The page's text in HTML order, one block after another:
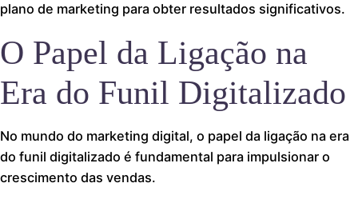
plano de marketing para obter resultados significativos.
O Papel da Ligação na
Era do Funil Digitalizado
No mundo do marketing digital, o papel da ligação na era
do funil digitalizado é fundamental para impulsionar o
crescimento das vendas.